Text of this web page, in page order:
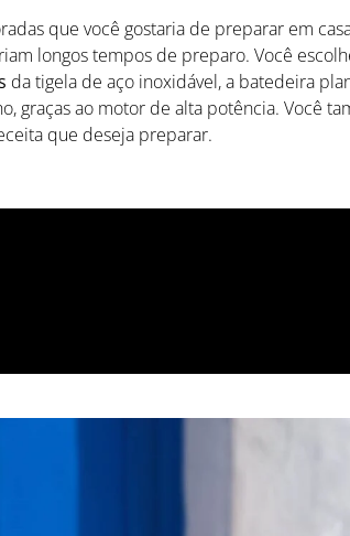
que você gostaria de preparar em
longos tempos de preparo. Você
da tigela de aço inoxidável, a batedeira
graças ao motor de alta potência. Você
que deseja preparar.